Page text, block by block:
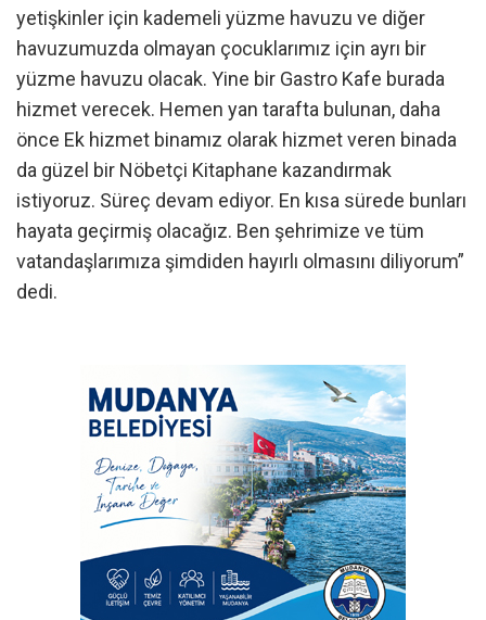
yetişkinler için kademeli yüzme havuzu ve diğer
havuzumuzda olmayan çocuklarımız için ayrı bir
yüzme havuzu olacak. Yine bir Gastro Kafe burada
hizmet verecek. Hemen yan tarafta bulunan, daha
önce Ek hizmet binamız olarak hizmet veren binada
da güzel bir Nöbetçi Kitaphane kazandırmak
istiyoruz. Süreç devam ediyor. En kısa sürede bunları
hayata geçirmiş olacağız. Ben şehrimize ve tüm
vatandaşlarımıza şimdiden hayırlı olmasını diliyorum”
dedi.